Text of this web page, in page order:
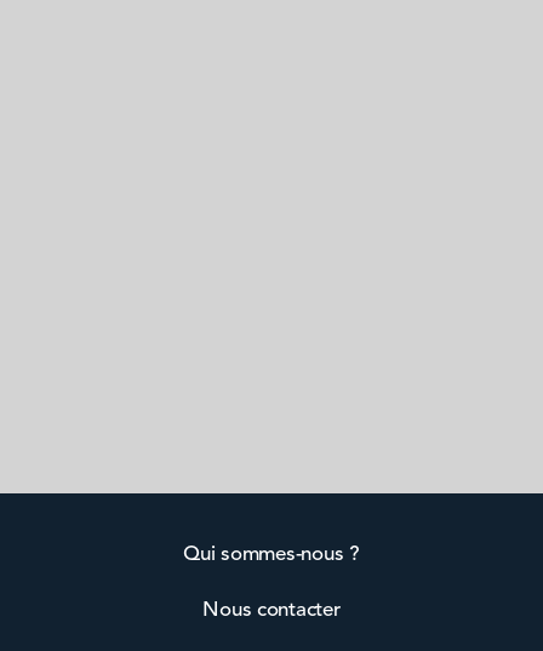
Qui sommes-nous ?
Nous contacter